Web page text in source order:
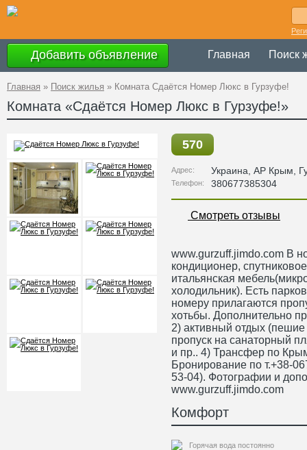
Добавить объявление Главная Поиск
Главная » Поиск жилья » Комната Сдаётся Номер Люкс в Гурзуфе!
Комната «Сдаётся Номер Люкс в Гурзуфе!»
570
Адрес: Украина АР Крым ,
Телефон: 380677385304
Смотреть отзывы
www.gurzuff.jimdo.com В
кондиционер,
итальянская
холодильник). Есть
номеру прилагаются
хотьбы. Дополнительно
2) активный отдых (пешие
пропуск на санаторный
и пр.. 4) Трансфер по
Бронирование по т.+38-
53-04). Фотографии и
www.gurzuff.jimdo.com
Комфорт
Горячая вода постоянно